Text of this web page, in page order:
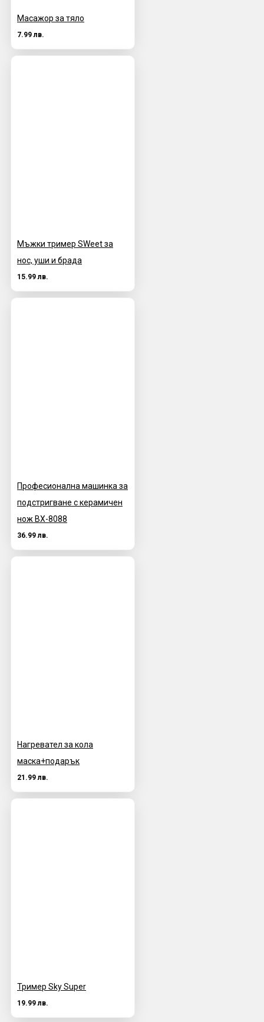
Масажор за тяло
7.99 лв.
Мъжки тример SWeet за
нос, уши и брада
15.99 лв.
Професионална машинка за
подстригване с керамичен
нож BX-8088
36.99 лв.
Нагревател за кола
маска+подарък
21.99 лв.
Тример Sky Super
19.99 лв.